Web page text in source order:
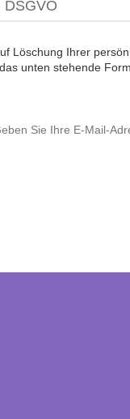
DSGVO
Löschung Ihrer
unten stehende